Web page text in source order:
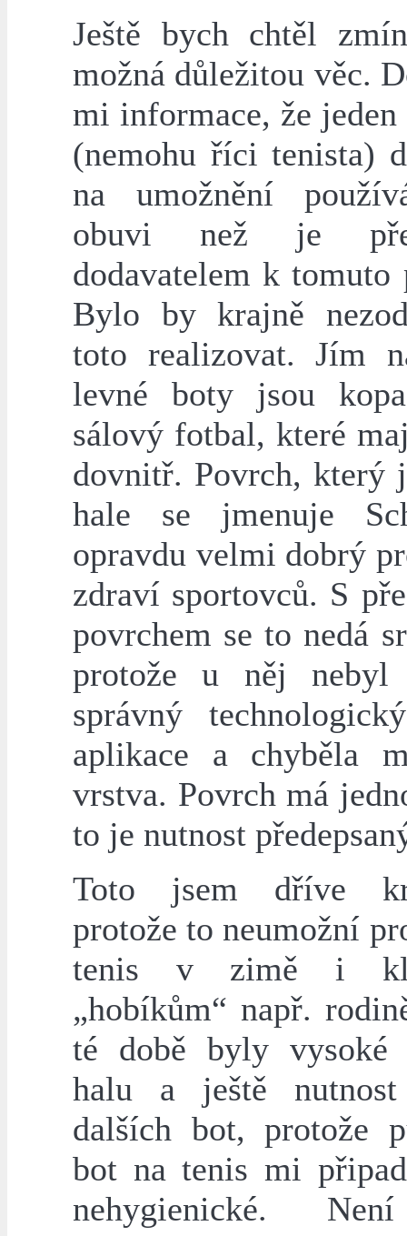
Ještě bych chtěl
možná důležitou věc.
mi informace, že
(nemohu říci tenista)
na umožnění
obuvi než je
dodavatelem k tomuto
Bylo by krajně
toto realizovat. Jím
levné boty jsou
sálový fotbal, které
dovnitř. Povrch, který
hale se jmenuje
opravdu velmi dobrý
zdraví sportovců. S
povrchem se to nedá
protože u něj nebyl
správný
aplikace a chyběla
vrstva. Povrch má
to je nutnost
Toto jsem dříve
protože to neumožní
tenis v zimě i
„hobíkům“ např.
té době byly vysoké
halu a ještě nutnost
dalších bot, protože
bot na tenis mi
nehygienické.